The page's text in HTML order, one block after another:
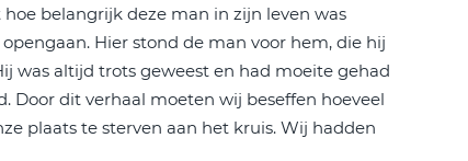
belangrijk deze man in zijn leven was
Hier stond de man voor hem, die hij
was altijd trots geweest en had moeite gehad
Door dit verhaal moeten wij beseffen hoeveel
plaats te sterven aan het kruis. Wij hadden